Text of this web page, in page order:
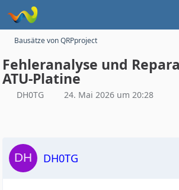
Bausätze von QRPproject
Fehleranalyse und
ATU-Platine
DH0TG 24. Mai 2026 um 20:28
DH0TG